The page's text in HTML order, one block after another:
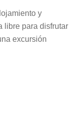
y
libre para disfrutar
excursión